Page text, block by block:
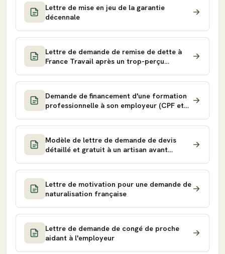
Lettre de mise en jeu de la garantie
décennale
Lettre de demande de remise de dette à
France Travail après un trop-perçu
Demande de financement d'une formation
professionnelle à son employeur (CPF et
Modèle de lettre de demande de devis
détaillé et gratuit à un artisan avant
Lettre de motivation pour une demande de
naturalisation française
Lettre de demande de congé de proche
aidant à l'employeur